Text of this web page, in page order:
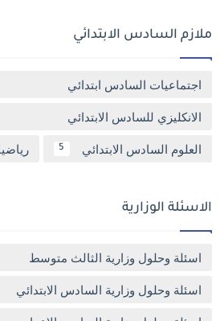
ملازم السادس الابتدائي
اجتماعيات السادس ابتدائي
الانكليزي للسادس الابتدائي
العلوم السادس الابتدائي 5
الاسئلة الوزارية
اسئلة وحلول وزارية الثالث متوسط
اسئلة وحلول وزارية السادس الابتدائي